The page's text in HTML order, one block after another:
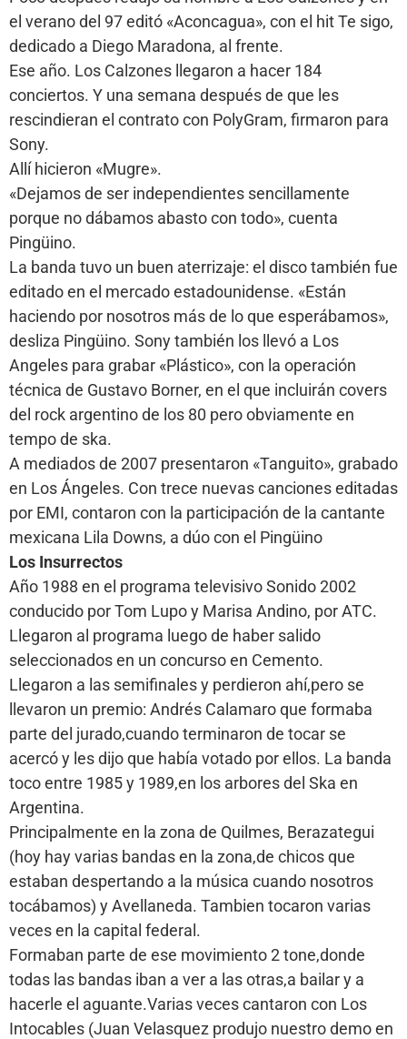
el verano del 97 editó «Aconcagua», con el hit Te sigo,
dedicado a Diego Maradona, al frente.
Ese año. Los Calzones llegaron a hacer 184
conciertos. Y una semana después de que les
rescindieran el contrato con PolyGram, firmaron para
Sony.
Allí hicieron «Mugre».
«Dejamos de ser independientes sencillamente
porque no dábamos abasto con todo», cuenta
Pingüino.
La banda tuvo un buen aterrizaje: el disco también fue
editado en el mercado estadounidense. «Están
haciendo por nosotros más de lo que esperábamos»,
desliza Pingüino. Sony también los llevó a Los
Angeles para grabar «Plástico», con la operación
técnica de Gustavo Borner, en el que incluirán covers
del rock argentino de los 80 pero obviamente en
tempo de ska.
A mediados de 2007 presentaron «Tanguito», grabado
en Los Ángeles. Con trece nuevas canciones editadas
por EMI, contaron con la participación de la cantante
mexicana Lila Downs, a dúo con el Pingüino
Los Insurrectos
Año 1988 en el programa televisivo Sonido 2002
conducido por Tom Lupo y Marisa Andino, por ATC.
Llegaron al programa luego de haber salido
seleccionados en un concurso en Cemento.
Llegaron a las semifinales y perdieron ahí,pero se
llevaron un premio: Andrés Calamaro que formaba
parte del jurado,cuando terminaron de tocar se
acercó y les dijo que había votado por ellos. La banda
toco entre 1985 y 1989,en los arbores del Ska en
Argentina.
Principalmente en la zona de Quilmes, Berazategui
(hoy hay varias bandas en la zona,de chicos que
estaban despertando a la música cuando nosotros
tocábamos) y Avellaneda. Tambien tocaron varias
veces en la capital federal.
Formaban parte de ese movimiento 2 tone,donde
todas las bandas iban a ver a las otras,a bailar y a
hacerle el aguante.Varias veces cantaron con Los
Intocables (Juan Velasquez produjo nuestro demo en